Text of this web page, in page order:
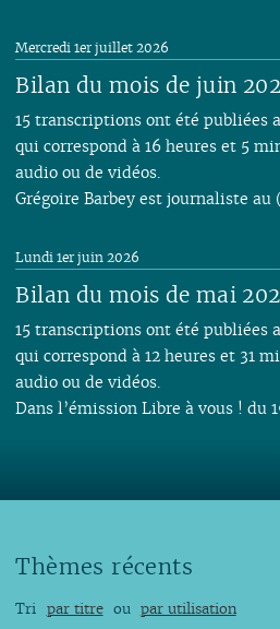
Bilan du mois de juin
Mercredi 1er juillet 2026
15 transcriptions ont été publiées
qui correspond à 16 heures et 5
audio ou de vidéos.
Grégoire Barbey est journaliste au
Bilan du mois de mai
Lundi 1er juin 2026
15 transcriptions ont été publiées
qui correspond à 12 heures et 31
audio ou de vidéos.
Dans l’émission Libre à vous ! du
Thèmes récents
Tri par titre ou par utilisation